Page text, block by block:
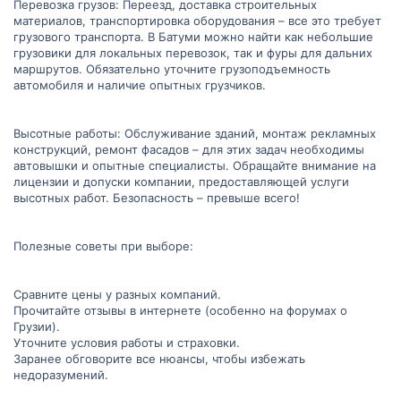
Перевозка грузов: Переезд, доставка строительных
материалов, транспортировка оборудования – все это требует
грузового транспорта. В Батуми можно найти как небольшие
грузовики для локальных перевозок, так и фуры для дальних
маршрутов. Обязательно уточните грузоподъемность
автомобиля и наличие опытных грузчиков.
Высотные работы: Обслуживание зданий, монтаж рекламных
конструкций, ремонт фасадов – для этих задач необходимы
автовышки и опытные специалисты. Обращайте внимание на
лицензии и допуски компании, предоставляющей услуги
высотных работ. Безопасность – превыше всего!
Полезные советы при выборе:
Сравните цены у разных компаний.
Прочитайте отзывы в интернете (особенно на форумах о
Грузии).
Уточните условия работы и страховки.
Заранее обговорите все нюансы, чтобы избежать
недоразумений.